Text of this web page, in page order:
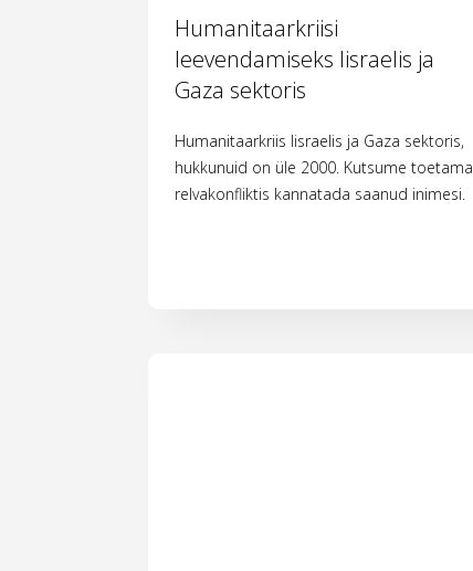
Humanitaarkriisi
leevendamiseks Iisraelis ja
Gaza sektoris
Humanitaarkriis Iisraelis ja Gaza sektoris,
hukkunuid on üle 2000. Kutsume toetama
relvakonfliktis kannatada saanud inimesi.